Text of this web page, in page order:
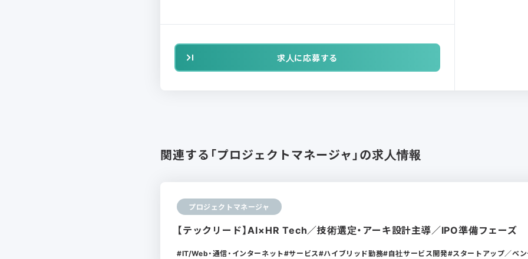
求人に応募する
関連する「プロジェクトマネージャ」の求人情報
プロジェクトマネージャ
【テックリード】AI×HR Tech／技術選定・アーキ設計主導／IPO準備フェーズ
IT/Web・通信・インターネット サービス ハイブリッド勤務 自社サービス開発 スタートアップ／ベ